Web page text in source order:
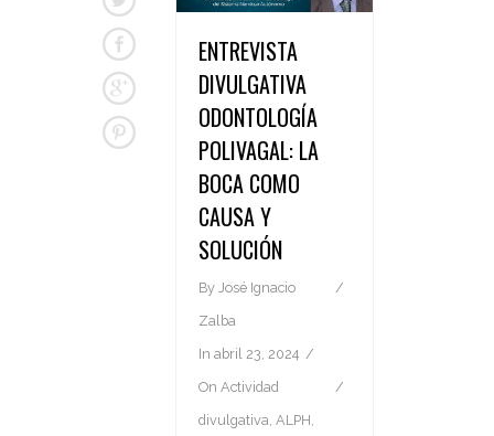
ENTREVISTA
DIVULGATIVA
ODONTOLOGÍA
POLIVAGAL: LA
BOCA COMO
CAUSA Y
SOLUCIÓN
By José Ignacio
Zalba
In abril 23, 2024
On Actividad
divulgativa ALPH